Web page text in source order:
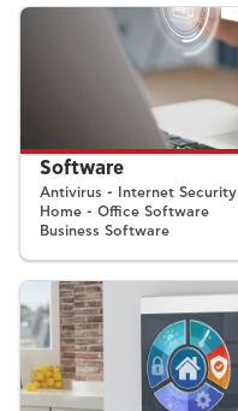
Software
Antivirus - Internet Security
Home - Office Software
Business Software